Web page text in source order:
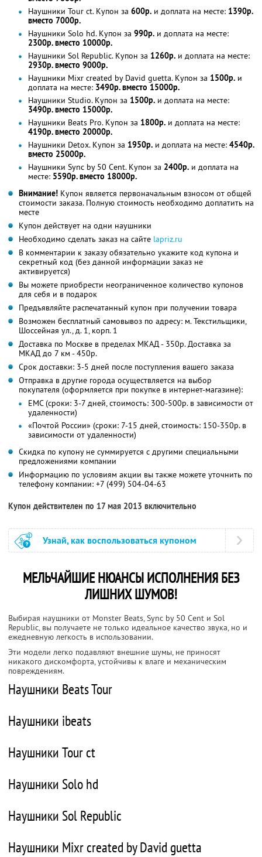
Наушники Tour ct. Купон за 600р. и доплата на месте: 1390р.
вместо 7000р.
Наушники Solo hd. Купон за 990р. и доплата на месте:
2300р. вместо 10000р.
Наушники Sol Republic. Купон за 1260р. и доплата на месте:
2930р. вместо 9000р.
Наушники Mixr created by David guetta. Купон за 1500р. и
доплата на месте: 3490р. вместо 15000р.
Наушники Studio. Купон за 1500р. и доплата на месте:
3490р. вместо 15000р.
Наушники Beats Pro. Купон за 1800р. и доплата на месте:
4190р. вместо 20000р.
Наушники Detox. Купон за 1950р. и доплата на месте: 4540р.
вместо 25000р.
Наушники Sync by 50 Cent. Купон за 2400р. и доплата на
месте: 5590р. вместо 18000р.
Внимание! Купон является первоначальным взносом от общей
стоимости заказа. Полную стоимость необходимо доплатить на
месте
Купон действует на одни наушники
Необходимо сделать заказ на сайте lapriz.ru
В комментарии к заказу обязательно укажите код купона и
секретный код (без данной информации заказ не
активируется)
Вы можете приобрести неограниченное количество купонов
для себя и в подарок
Предъявляйте распечатанный купон при получении товара
Возможен бесплатный самовывоз по адресу: м. Текстильщики,
Шоссейная ул., д. 1, корп. 1
Доставка по Москве в пределах МКАД - 350р. Доставка за
МКАД до 7 км - 450р.
Срок доставки: 3-5 дней после поступления вашего заказа
Отправка в другие города осуществляется на выбор
покупателя (оформляется при покупке в интернет-магазине):
ЕМС (сроки: 3-7 дней, стоимость: 300-500р. в зависимости от
удаленности)
«Почтой России» (сроки: 7-15 дней, стоимость: 150-350р. в
зависимости от удаленности)
Скидка по купону не суммируется с другими специальными
предложениями компании
Информацию по условиям акции вы также можете уточнить по
телефону компании: +7 (499) 504-04-63
Купон действителен по 17 мая 2013 включительно
Узнай, как воспользоваться купоном
МЕЛЬЧАЙШИЕ НЮАНСЫ ИСПОЛНЕНИЯ БЕЗ
ЛИШНИХ ШУМОВ!
Выбирая наушники от Monster Beats, Sync by 50 Cent и Sol
Republic, вы получаете не только идеальное качество звука, но и
ежедневную легкость в использовании.
Эти модели легко подавляют внешние шумы, не приносят
никакого дискомфорта, устойчивы к влаге и механическим
повреждениям.
Наушники Beats Tour
Наушники ibeats
Наушники Tour ct
Наушники Solo hd
Наушники Sol Republic
Наушники Mixr created by David guetta